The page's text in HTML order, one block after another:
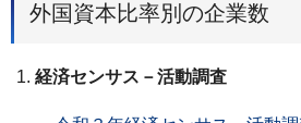
外国資本比率別の企業数
経済センサス－活動調査